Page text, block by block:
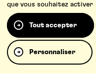
Proposer une série
Qui sommes-nous ?
que vous souhaitez activer
Tout accepter
Personnaliser